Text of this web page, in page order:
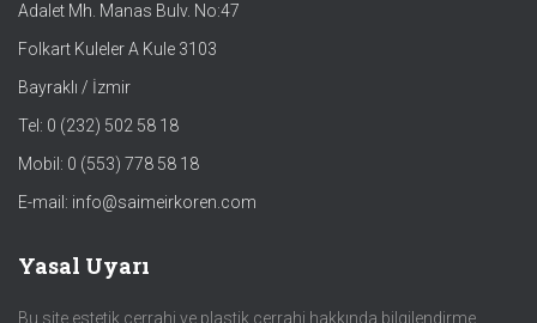
Adalet Mh. Manas Bulv. No:47
Folkart Kuleler A Kule 3103
Bayraklı / İzmir
Tel: 0 (232) 502 58 18
Mobil: 0 (553) 778 58 18
E-mail: info@saimeirkoren.com
Yasal Uyarı
Bu site estetik cerrahi ve plastik cerrahi hakkında bilgilendirme